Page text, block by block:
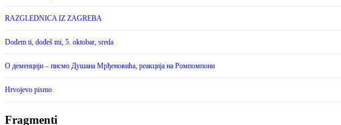
RAZGLEDNICA IZ ZAGREBA
Dođem ti, dođeš mi, 5. oktobar, sreda
О деменцији – писмо Душана Мрђеновића, реакција на Ромпомпони
Hrvojevo pismo
Fragmenti